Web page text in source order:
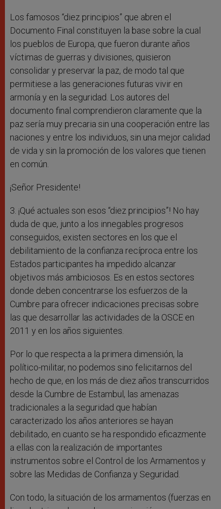
Los famosos “diez principios” que abren el
Documento Final constituyen la base sobre la cual
los pueblos de Europa, que fueron durante años
víctimas de guerras y divisiones, quisieron
consolidar y preservar la paz, de modo tal que
permitiese a las generaciones futuras vivir en
armonía y en la seguridad. Los autores del
documento final comprendieron claramente que la
paz sería muy precaria sin una cooperación entre las
naciones y entre los individuos, sin una mejor calidad
de vida y sin la promoción de los valores que tienen
en común.
¡Señor Presidente!
3. ¡Qué actuales son esos “diez principios”! No hay
duda de que, junto a los innegables progresos
conseguidos, existen sectores en los que el
debilitamiento de la confianza recíproca entre los
Estados participantes ha impedido alcanzar
objetivos más ambiciosos. Es en estos sectores
donde deben concentrarse los esfuerzos de la
Cumbre para ofrecer indicaciones precisas sobre
las que desarrollar las actividades de la OSCE en
2011 y en los años siguientes.
Por lo que respecta a la primera dimensión, la
político-militar, no podemos sino felicitarnos del
hecho de que, en los más de diez años transcurridos
desde la Cumbre de Estambul, las amenazas
tradicionales a la seguridad que habían
caracterizado los años anteriores se hayan
debilitado, en cuanto se ha respondido eficazmente
a ellas con la realización de importantes
instrumentos sobre el Control de los Armamentos y
sobre las Medidas de Confianza y Seguridad.
Con todo, la situación de los armamentos (fuerzas en